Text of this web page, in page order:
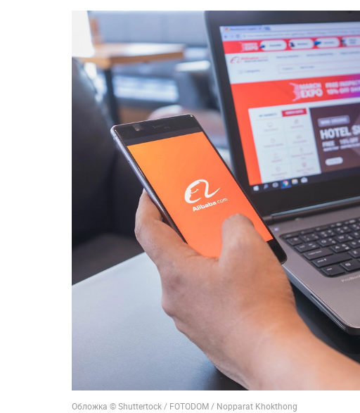
Обложка © Shuttertock / FOTODOM / Nopparat Khokthong